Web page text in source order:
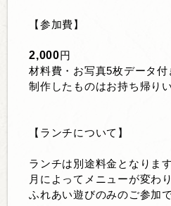
【参加費】
2,000円
材料費・お写真5枚データ付
制作したものはお持ち帰り
【ランチについて】
ランチは別途料金となります
月によってメニューが変わ
ふれあい遊びのみのご参加